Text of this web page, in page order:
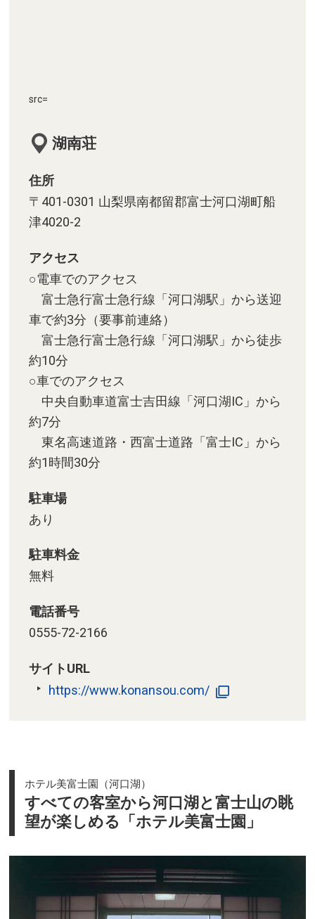
src=
湖南荘
住所
〒401-0301 山梨県南都留郡富士河口湖町船
津4020-2
アクセス
○電車でのアクセス
富士急行富士急行線「河口湖駅」から送迎
車で約3分（要事前連絡）
富士急行富士急行線「河口湖駅」から徒歩
約10分
○車でのアクセス
中央自動車道富士吉田線「河口湖IC」から
約7分
東名高速道路・西富士道路「富士IC」から
約1時間30分
駐車場
あり
駐車料金
無料
電話番号
0555-72-2166
サイトURL
https://www.konansou.com/
ホテル美富士園（河口湖）
すべての客室から河口湖と富士山の眺
望が楽しめる「ホテル美富士園」